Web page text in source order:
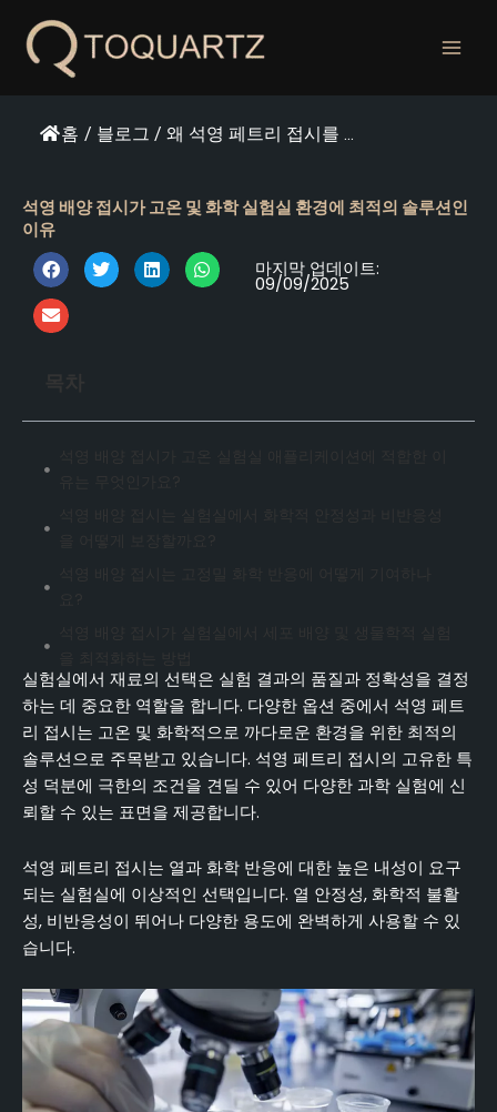
홈 / 블로그 / 왜 석영 페트리 접시를 ...
석영 배양 접시가 고온 및 화학 실험실 환경에 최적의 솔루션인
이유
마지막 업데이트:
09/09/2025
실험실에서는 언제 다른 대안보다 석영 페트리 접시를 선
호해야 하나요?
결론
자주 묻는 질문(FAQ)
실험실에서 재료의 선택은 실험 결과의 품질과 정확성을 결정
하는 데 중요한 역할을 합니다. 다양한 옵션 중에서 석영 페트
리 접시는 고온 및 화학적으로 까다로운 환경을 위한 최적의
솔루션으로 주목받고 있습니다. 석영 페트리 접시의 고유한 특
성 덕분에 극한의 조건을 견딜 수 있어 다양한 과학 실험에 신
뢰할 수 있는 표면을 제공합니다.
석영 페트리 접시는 열과 화학 반응에 대한 높은 내성이 요구
되는 실험실에 이상적인 선택입니다. 열 안정성, 화학적 불활
성, 비반응성이 뛰어나 다양한 용도에 완벽하게 사용할 수 있
습니다.